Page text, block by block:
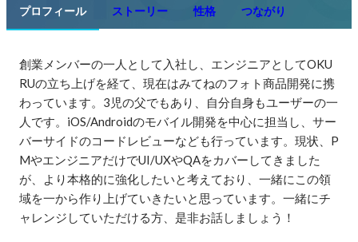
プロフィール ストーリー 性格 つながり
創業メンバーの一人として入社し、エンジニアとしてOKU
RUの立ち上げを経て、現在はみてねのフォト商品開発に携
わっています。3児の父でもあり、自分自身もユーザーの一
人です。iOS/Androidのモバイル開発を中心に担当し、サー
バーサイドのコードレビューなども行っています。現状、P
MやエンジニアだけでUI/UXやQAをカバーしてきました
が、より本格的に強化したいと考えており、一緒にこの領
域を一から作り上げていきたいと思っています。一緒にチ
ャレンジしていただける方、是非お話しましょう！